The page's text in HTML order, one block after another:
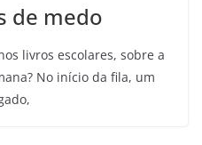
de medo
livros escolares, sobre a
No início da fila, um